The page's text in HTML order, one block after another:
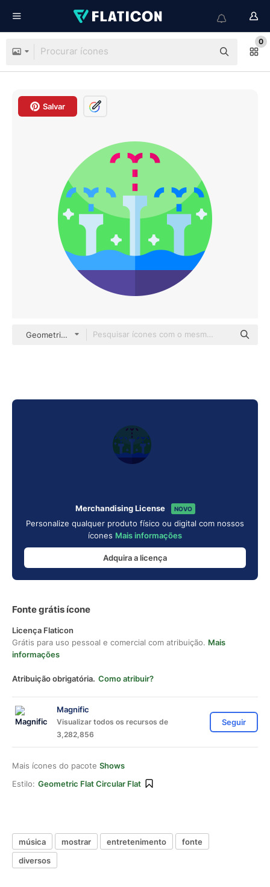
0
Salvar
Geometric Flat Circular Flat
Merchandising License NOVO
Personalize qualquer produto físico ou digital com nossos
ícones Mais informações
Adquira a licença
Fonte grátis ícone
Licença Flaticon
Grátis para uso pessoal e comercial com atribuição. Mais
informações
Atribuição obrigatória. Como atribuir?
Magnific
Visualizar todos os recursos de
3,282,856
Seguir
Mais ícones do pacote Shows
Estilo: Geometric Flat Circular Flat
música mostrar entretenimento
fonte
diversos